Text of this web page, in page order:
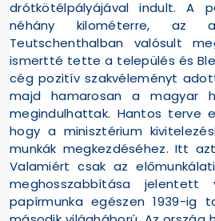
drótkötélpályájával indult. A
néhány kilométerre, az
Teutschenthalban valósult
ismertté tette a település és
cég pozitív szakvéleményt
majd hamarosan a magyar
megindulhattak. Hantos terve
hogy a minisztérium
munkák megkezdéséhez. Itt
Valamiért csak az
meghosszabbítása
papírmunka egészen 1939-